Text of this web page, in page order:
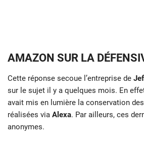
AMAZON SUR LA
Cette réponse secoue l’entreprise de
sur le sujet il y a quelques mois. En
avait mis en lumière la conservation
réalisées via Alexa. Par ailleurs, ces
anonymes.